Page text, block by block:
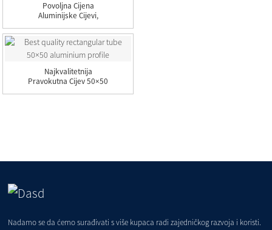
Povoljna Cijena
Aluminijske Cijevi,
Najkvalitetnija
Pravokutna Cijev 50×50
Nadamo se da ćemo surađivati ​​s više kupaca radi zajedničkog razvoja i koristi.